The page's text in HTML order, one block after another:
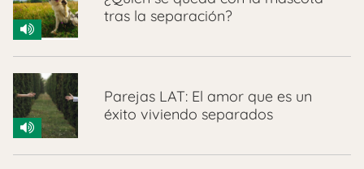
tras la separación?
Parejas LAT: El amor que es un
éxito viviendo separados